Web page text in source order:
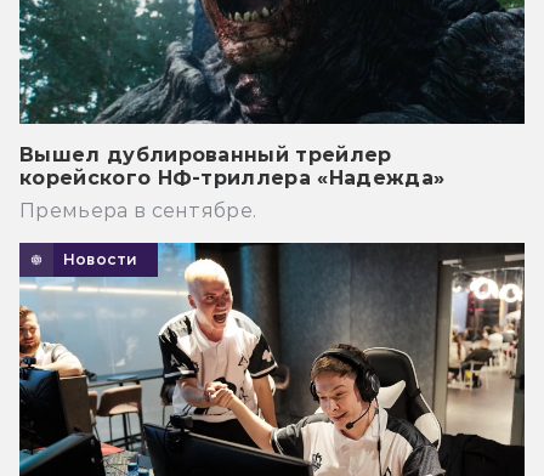
Вышел дублированный трейлер
корейского НФ-триллера «Надежда»
Премьера в сентябре.
Новости